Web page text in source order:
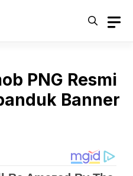
PNG Resmi
Banner